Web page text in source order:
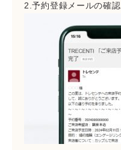
2.予約登録メールの確認